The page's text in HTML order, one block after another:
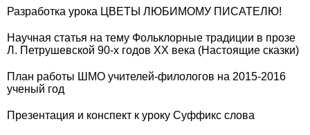
Разработка урока ЦВЕТЫ ЛЮБИМОМУ ПИСАТЕЛЮ!
Научная статья на тему Фольклорные традиции в прозе
Л. Петрушевской 90-х годов XX века (Настоящие сказки)
План работы ШМО учителей-филологов на 2015-2016
ученый год
Презентация и конспект к уроку Суффикс слова